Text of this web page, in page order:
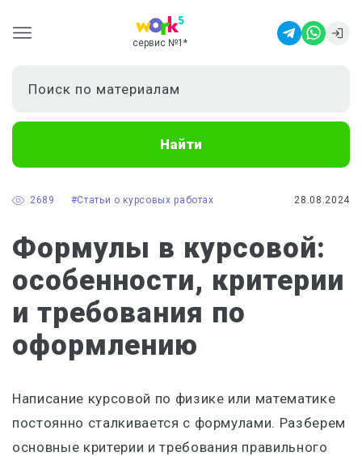
сервис №1 *
Найти
28.08.2024
#Статьи о курсовых работах
2689
Формулы в курсовой:
особенности, критерии
и требования по
оформлению
Написание курсовой по физике или математике
постоянно сталкивается с формулами. Разберем
основные критерии и требования правильного